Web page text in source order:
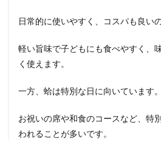
日常的に使いやすく、コスパも良い
軽い旨味で子どもにも食べやすく、
く使えます。
一方、蛤は特別な日に向いています。
お祝いの席や和食のコースなど、特
われることが多いです。